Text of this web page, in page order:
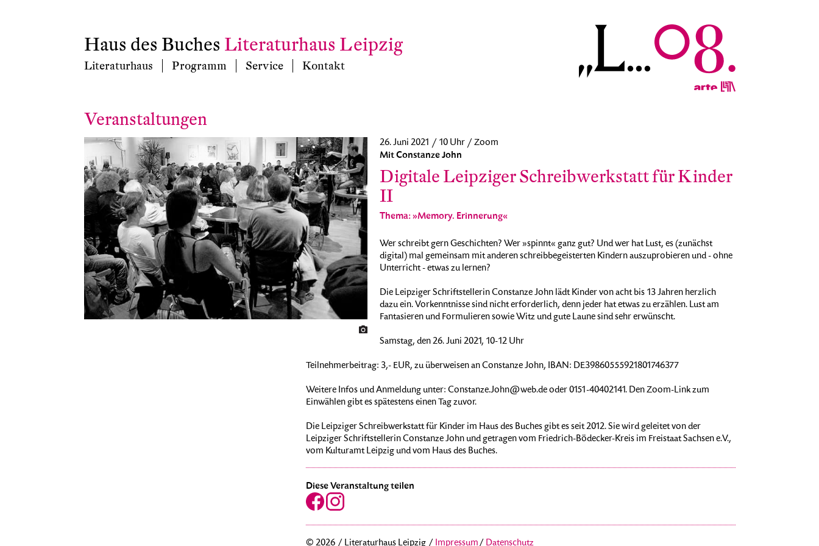
Haus des Buches Literaturhaus Leipzig
Literaturhaus Programm Service Kontakt
Veranstaltungen
26. Juni 2021 / 10 Uhr / Zoom
Mit Constanze John
Digitale Leipziger Schreibwerkstatt für Kinder
II
Thema: »Memory. Erinnerung«
Wer schreibt gern Geschichten? Wer »spinnt« ganz gut? Und wer hat Lust, es (zunächst
digital) mal gemeinsam mit anderen schreibbegeisterten Kindern auszuprobieren und - ohne
Unterricht - etwas zu lernen?
Die Leipziger Schriftstellerin Constanze John lädt Kinder von acht bis 13 Jahren herzlich
dazu ein. Vorkenntnisse sind nicht erforderlich, denn jeder hat etwas zu erzählen. Lust am
Fantasieren und Formulieren sowie Witz und gute Laune sind sehr erwünscht.
Samstag, den 26. Juni 2021, 10-12 Uhr
Teilnehmerbeitrag: 3,- EUR, zu überweisen an Constanze John, IBAN: DE39860555921801746377
Weitere Infos und Anmeldung unter: Constanze.John@web.de oder 0151-40402141. Den Zoom-Link zum
Einwählen gibt es spätestens einen Tag zuvor.
Die Leipziger Schreibwerkstatt für Kinder im Haus des Buches gibt es seit 2012. Sie wird geleitet von der
Leipziger Schriftstellerin Constanze John und getragen vom Friedrich-Bödecker-Kreis im Freistaat Sachsen e.V.,
vom Kulturamt Leipzig und vom Haus des Buches.
Diese Veranstaltung teilen
© 2026 / Literaturhaus Leipzig / Impressum/ Datenschutz